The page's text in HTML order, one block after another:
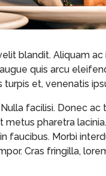
blandit. Aliquam
quis arcu
turpis et, venenatis
facilisi. Donec
pharetra
faucibus. Morbi
Cras fringilla,